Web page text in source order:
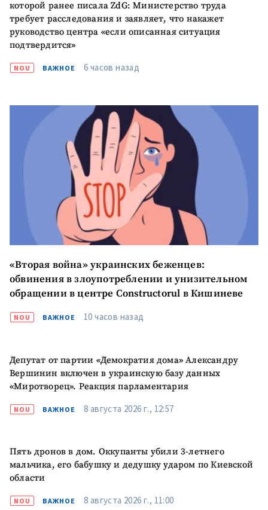
ПОДДЕРЖАТЬ
которой ранее писала ZdG: Министерство труда
требует расследования и заявляет, что накажет
руководство центра «если описанная ситуация
подтвердится»
NOU ВАЖНОЕ 6 часов назад
«Вторая война» украинских беженцев:
обвинения в злоупотреблении и унизительном
обращении в центре Constructorul в Кишиневе
NOU ВАЖНОЕ 10 часов назад
Депутат от партии «Демократия дома» Александру
Вершинин включен в украинскую базу данных
«Миротворец». Реакция парламентария
NOU ВАЖНОЕ 8 августа 2026 г., 12:57
Пять дронов в дом. Оккупанты убили 3-летнего
мальчика, его бабушку и дедушку ударом по Киевской
области
NOU ВАЖНОЕ 8 августа 2026 г., 11:00
Фотография
+ Загрузить
изображение
медиа
Текст новости
+ Добавить текст
новости
КОНТАКТНЫЙ ИСТОЧНИК
Анонимный источник
Имя + Моё имя
Электронная почта
+ Мой email
Телефон+ Личный телефон
Я прочитал(а) и согласен(на)
политикой
конфиденциальности